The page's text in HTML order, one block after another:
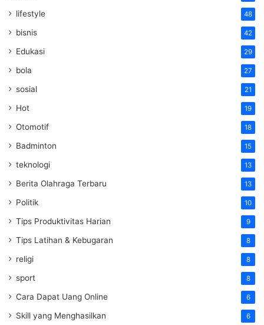
lifestyle 48
bisnis 42
Edukasi 29
bola 27
sosial 21
Hot 19
Otomotif 18
Badminton 15
teknologi 13
Berita Olahraga Terbaru 13
Politik 10
Tips Produktivitas Harian 9
Tips Latihan & Kebugaran 8
religi 8
sport 8
Cara Dapat Uang Online 6
Skill yang Menghasilkan 6